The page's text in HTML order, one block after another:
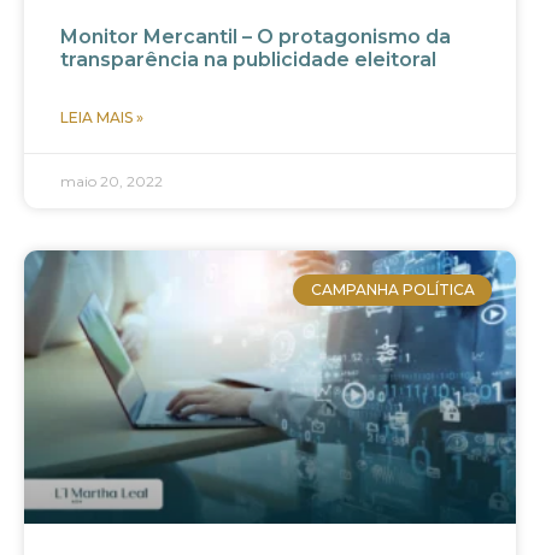
Monitor Mercantil – O protagonismo da
transparência na publicidade eleitoral
LEIA MAIS »
maio 20, 2022
CAMPANHA POLÍTICA